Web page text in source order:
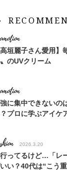
高垣麗子さん愛用
のUVクリーム
に集中できないの
プロに学ぶアイケ
2026.3.20
ってるけど…「レ
い？40代は“こう